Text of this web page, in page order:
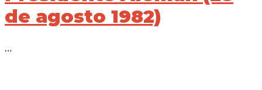
de agosto 1982)
…